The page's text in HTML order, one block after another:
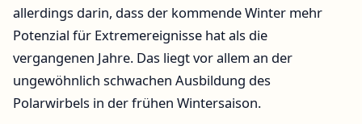
allerdings darin, dass der kommende Winter mehr
Potenzial für Extremereignisse hat als die
vergangenen Jahre. Das liegt vor allem an der
ungewöhnlich schwachen Ausbildung des
Polarwirbels in der frühen Wintersaison.